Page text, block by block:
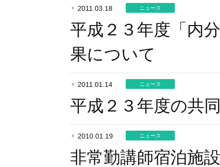
2011.03.18 ニュース
平成２３年度「内
果について
2011.01.14 ニュース
平成２３年度の共
2010.01.19 ニュース
非常勤講師宿泊施